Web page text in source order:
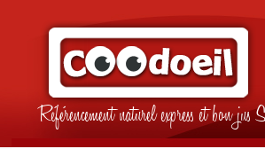
Référencement naturel express et bon